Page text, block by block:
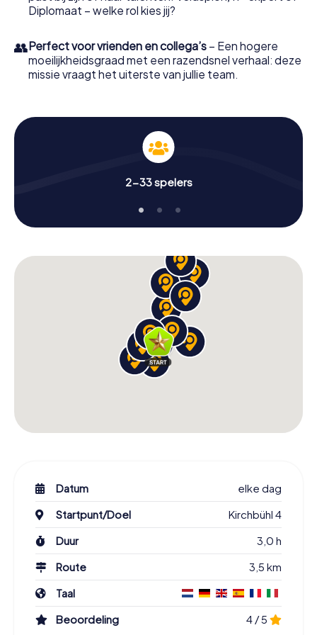
Diplomaat – welke rol kies jij?
👥Perfect voor vrienden en collega’s – Een hogere
moeilijkheidsgraad met een razendsnel verhaal: deze
missie vraagt het uiterste van jullie team.
2-33 spelers
Datum
elke dag
Startpunt/Doel
Kirchbühl 4
Duur
3,0 h
Route
3,5 km
Taal
Beoordeling
4 / 5